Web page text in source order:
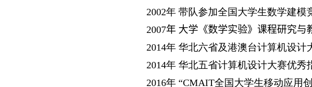
2002年 带队参加全国大学生数学建模
2007年 大学《数学实验》课程研究
2014年 华北六省及港澳台计算机设
2014年 华北五省计算机设计大赛优秀
2016年 “CMAIT全国大学生移动应用